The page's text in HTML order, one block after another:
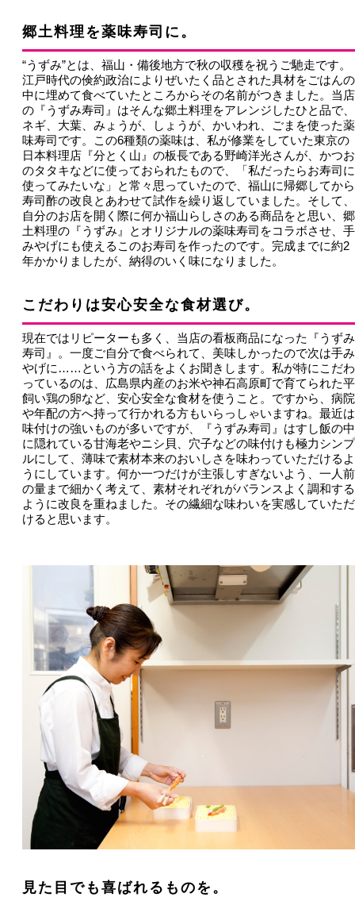
郷土料理を薬味寿司に。
“うずみ”とは、福山・備後地方で秋の収穫を祝うご馳走です。
江戸時代の倹約政治によりぜいたく品とされた具材をごはんの
中に埋めて食べていたところからその名前がつきました。当店
の『うずみ寿司』はそんな郷土料理をアレンジしたひと品で、
ネギ、大葉、みょうが、しょうが、かいわれ、ごまを使った薬
味寿司です。この6種類の薬味は、私が修業をしていた東京の
日本料理店『分とく山』の板長である野崎洋光さんが、かつお
のタタキなどに使っておられたもので、「私だったらお寿司に
使ってみたいな」と常々思っていたので、福山に帰郷してから
寿司酢の改良とあわせて試作を繰り返していました。そして、
自分のお店を開く際に何か福山らしさのある商品をと思い、郷
土料理の『うずみ』とオリジナルの薬味寿司をコラボさせ、手
みやげにも使えるこのお寿司を作ったのです。完成までに約2
年かかりましたが、納得のいく味になりました。
こだわりは安心安全な食材選び。
現在ではリピーターも多く、当店の看板商品になった『うずみ
寿司』。一度ご自分で食べられて、美味しかったので次は手み
やげに……という方の話をよくお聞きします。私が特にこだわ
っているのは、広島県内産のお米や神石高原町で育てられた平
飼い鶏の卵など、安心安全な食材を使うこと。ですから、病院
や年配の方へ持って行かれる方もいらっしゃいますね。最近は
味付けの強いものが多いですが、『うずみ寿司』はすし飯の中
に隠れている甘海老やニシ貝、穴子などの味付けも極力シンプ
ルにして、薄味で素材本来のおいしさを味わっていただけるよ
うにしています。何か一つだけが主張しすぎないよう、一人前
の量まで細かく考えて、素材それぞれがバランスよく調和する
ように改良を重ねました。その繊細な味わいを実感していただ
けると思います。
見た目でも喜ばれるものを。